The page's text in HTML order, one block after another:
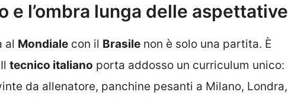
e l’ombra lunga delle aspettative
al Mondiale con il Brasile non è solo una partita. È
tecnico italiano porta addosso un curriculum unico:
da allenatore, panchine pesanti a Milano, Londra,